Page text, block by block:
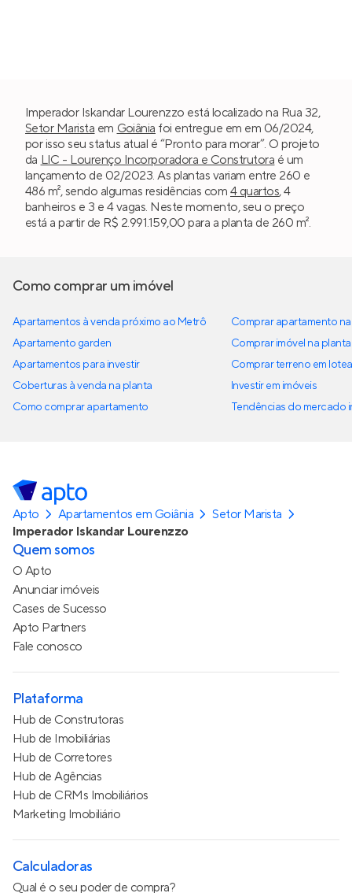
Imperador Iskandar Lourenzzo está localizado na Rua 32,
Setor Marista em Goiânia foi entregue em em 06/2024,
por isso seu status atual é “Pronto para morar”. O projeto
da LIC - Lourenço Incorporadora e Construtora é um
lançamento de 02/2023. As plantas variam entre 260 e
486 m², sendo algumas residências com 4 quartos, 4
banheiros e 3 e 4 vagas. Neste momento, seu o preço
está a partir de R$ 2.991.159,00 para a planta de 260 m².
Como comprar um imóvel
Apartamentos à venda próximo ao Metrô
Apartamento garden
Apartamentos para investir
Coberturas à venda na planta
Como comprar apartamento
Comprar apartamento
Comprar imóvel na planta
Comprar terreno em
Investir em imóveis
Tendências do mercado
Apto Apartamentos em Goiânia
Setor Marista
Imperador Iskandar Lourenzzo
Quem somos
O Apto
Anunciar imóveis
Cases de Sucesso
Apto Partners
Fale conosco
Plataforma
Hub de Construtoras
Hub de Imobiliárias
Hub de Corretores
Hub de Agências
Hub de CRMs Imobiliários
Marketing Imobiliário
Calculadoras
Qual é o seu poder de compra?